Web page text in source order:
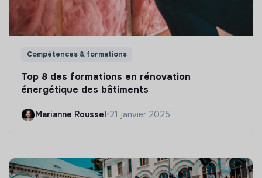
Compétences & formations
Top 8 des formations en rénovation
énergétique des bâtiments
Marianne Roussel•21 janvier 2025